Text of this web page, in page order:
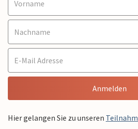
Anmelden
Hier gelangen Sie zu unseren